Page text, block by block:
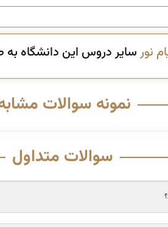
نورسایر دروس این دانشگاه به
نمونه سوالات
سوالات متداول